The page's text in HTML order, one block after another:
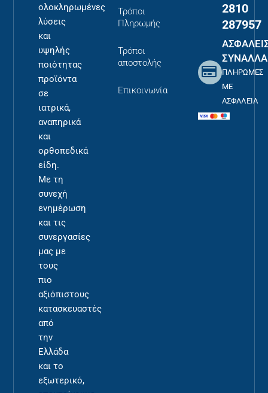
ολοκληρωμένες
λύσεις
και
υψηλής
ποιότητας
προϊόντα
σε
ιατρικά,
αναπηρικά
και
ορθοπεδικά
είδη.
Με τη
συνεχή
ενημέρωση
και τις
συνεργασίες
μας με
τους
πιο
αξιόπιστους
κατασκευαστές
από
την
Ελλάδα
και το
εξωτερικό,
Τρόποι
Πληρωμής
Τρόποι
αποστολής
Επικοινωνία
2810
287957
ΠΛΗΡΩΜΕΣ
ΜΕ
ΑΣΦΑΛΕΙΑ